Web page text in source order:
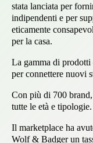
stata lanciata per
indipendenti e per
eticamente
per la casa.
La gamma di
per connettere nuovi
Con più di 700
tutte le età e tipologie.
Il marketplace ha
Wolf & Badger un